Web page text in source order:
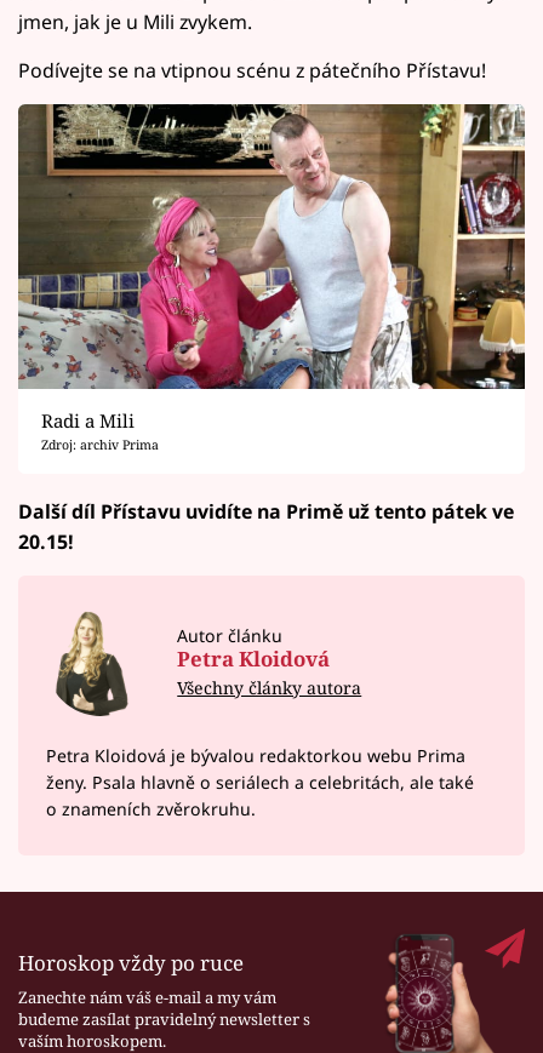
jmen, jak je u Mili zvykem.
Podívejte se na vtipnou scénu z pátečního Přístavu!
Radi a Mili
Zdroj: archiv Prima
Další díl Přístavu uvidíte na Primě už tento pátek ve
20.15!
Autor článku
Petra Kloidová
Všechny články autora
Petra Kloidová je bývalou redaktorkou webu Prima
ženy. Psala hlavně o seriálech a celebritách, ale také
o znameních zvěrokruhu.
Horoskop vždy po ruce
Zanechte nám váš e-mail a my vám
budeme zasílat pravidelný newsletter s
vaším horoskopem.